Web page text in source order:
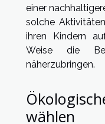
einer
solche
ihren Kindern
Weise die
näherzubringen.
wählen